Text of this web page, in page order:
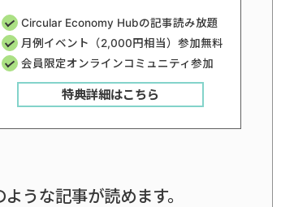
Circular Economy Hubの記事読み放題
月例イベント（2,000円相当）参加無料
会員限定オンラインコミュニティ参加
特典詳細はこちら
うな記事が読めます。